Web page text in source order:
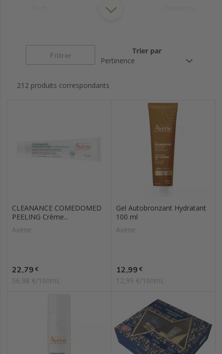
Cicalfate
Hydrance
Physiolift
Soins spécifiques
Activ cg
Filtrer
Trier par
212 produits correspondants
CLEANANCE COMEDOMED
PEELING Crème...
Avene
Prix
22,79 €
56,98 €/100mL
Gel Autobronzant Hydratant
100 ml
Avene
Prix
12,99 €
12,99 €/100mL